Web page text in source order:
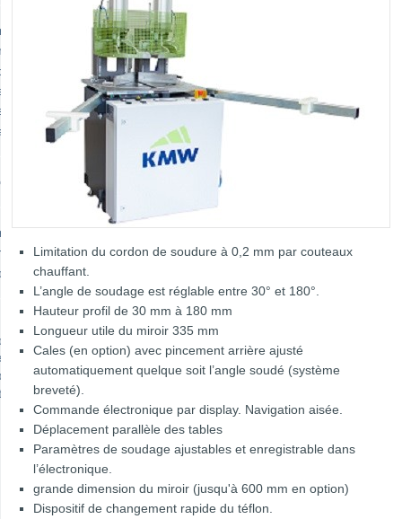
spéciales
CNC
/ outils de coupe
de collage
de travail
d'outils
générales de vente
Limitation du cordon de soudure à 0,2 mm par couteaux
chauffant.
L’angle de soudage est réglable entre 30° et 180°.
Hauteur profil de 30 mm à 180 mm
Longueur utile du miroir 335 mm
Cales (en option) avec pincement arrière ajusté
automatiquement quelque soit l’angle soudé (système
breveté).
Commande électronique par display. Navigation aisée.
Déplacement parallèle des tables
Paramètres de soudage ajustables et enregistrable dans
l’électronique.
grande dimension du miroir (jusqu'à 600 mm en option)
Dispositif de changement rapide du téflon.